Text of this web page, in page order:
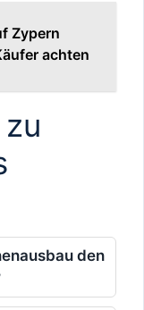
Zypern
achten
den